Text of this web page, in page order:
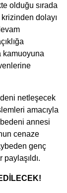
olduğu sırada
dolayı
kamuoyuna
netleşecek
amacıyla
annesi
cenaze
genç